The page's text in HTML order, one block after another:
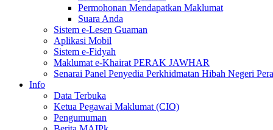
Permohonan Mendapatkan Maklumat
Suara Anda
Sistem e-Lesen Guaman
Aplikasi Mobil
Sistem e-Fidyah
Maklumat e-Khairat PERAK JAWHAR
Senarai Panel Penyedia Perkhidmatan Hibah Negeri
Info
Data Terbuka
Ketua Pegawai Maklumat (CIO)
Pengumuman